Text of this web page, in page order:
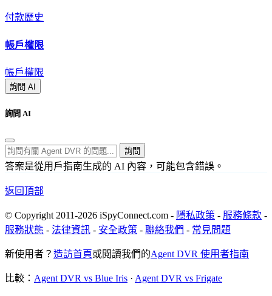
付款歷史
帳戶權限
帳戶權限
詢問 AI
詢問 AI
詢問
答案是從用戶指南生成的 AI 內容，可能包含錯誤。
返回頂部
© Copyright 2011-2026 iSpyConnect.com - 隱私政策 - 服務條款 -
服務狀態 - 法律資訊 - 安全政策 - 聯絡我們 - 常見問題
新使用者？ 造訪首頁或閱讀我們的Agent DVR 使用者指南
比較： Agent DVR vs Blue Iris · Agent DVR vs Frigate